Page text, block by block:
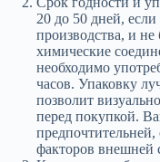
20 до 50 дней,
производства, и
химические
необходимо
часов. Упаковку
позволит
перед покупкой.
факторов внешней